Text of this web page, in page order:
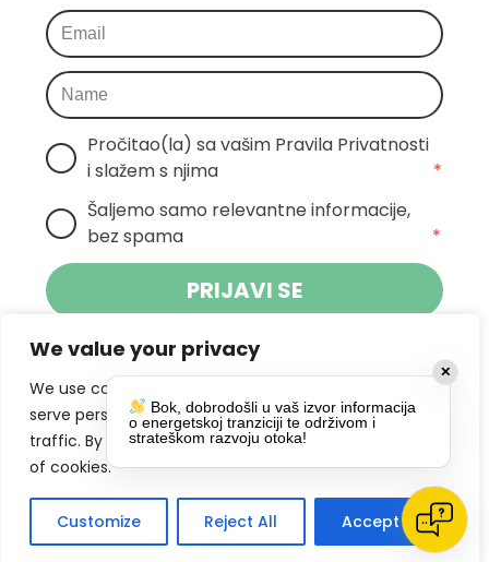
We value your privacy
We use cookies to enhance your browsing experience,
serve personalized ads or content, and analyze our
traffic. By clicking "Accept All", you consent to our use
of cookies.
Customize Reject All Accept All
Pročitao(la) sa vašim Pravila Privatnosti
i slažem s njima
*
Šaljemo samo relevantne informacije,
bez spama
*
PRIJAVI SE
Klikom na gumb dajete suglasnost za
primanje novosti Pokreta Otoka te se
slažete spolitikom privatnosti.
DRUŠTVENE MREŽE
✕
Bok, dobrodošli u vaš izvor informacija
o energetskoj tranziciji te održivom i
strateškom razvoju otoka!